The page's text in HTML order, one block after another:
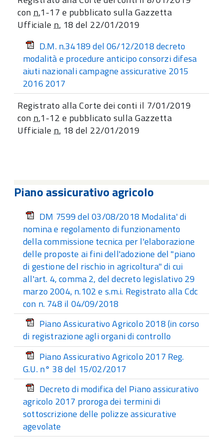
conn.1-17 e pubblicato sulla Gazzetta
Ufficialen. 18 del 22/01/2019
D.M. n.34189 del 06/12/2018 decreto
modalità e procedure anticipo consorzi difesa
aiuti nazionali campagne assicurative 2015
2016 2017
Registrato alla Corte dei conti il 7/01/2019
conn.1-12 e pubblicato sulla Gazzetta
Ufficialen. 18 del 22/01/2019
Piano assicurativo agricolo
DM 7599 del 03/08/2018 Modalita' di
nomina e regolamento di funzionamento
della commissione tecnica per l'elaborazione
delle proposte ai fini dell'adozione del "piano
di gestione del rischio in agricoltura" di cui
all'art. 4, comma 2, del decreto legislativo 29
marzo 2004, n.102 e s.m.i. Registrato alla Cdc
con n. 748 il 04/09/2018
Piano Assicurativo Agricolo 2018 (in corso
di registrazione agli organi di controllo
Piano Assicurativo Agricolo 2017 Reg.
G.U. n° 38 del 15/02/2017
Decreto di modifica del Piano assicurativo
agricolo 2017 proroga dei termini di
sottoscrizione delle polizze assicurative
agevolate